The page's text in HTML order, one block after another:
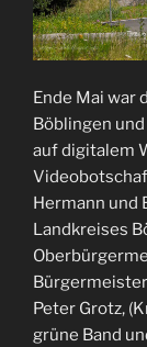
Ende Mai war
Böblingen
auf digitalem
Hermann und
Landkreises
Bürgermeister
Peter Grotz,
grüne Band